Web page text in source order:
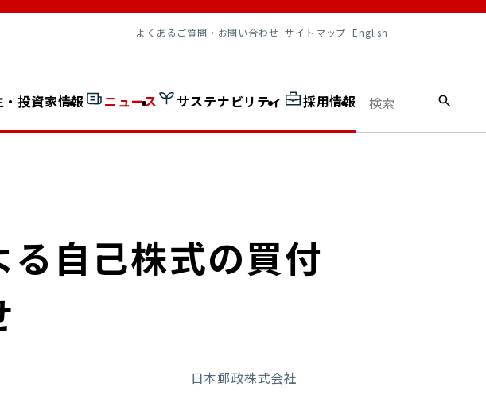
よくあるご質問・お問い合わせ サイトマップ English
・投資家情報 ニュース サステナビリティ 採用情報
自己株式の買付
日本郵政株式会社